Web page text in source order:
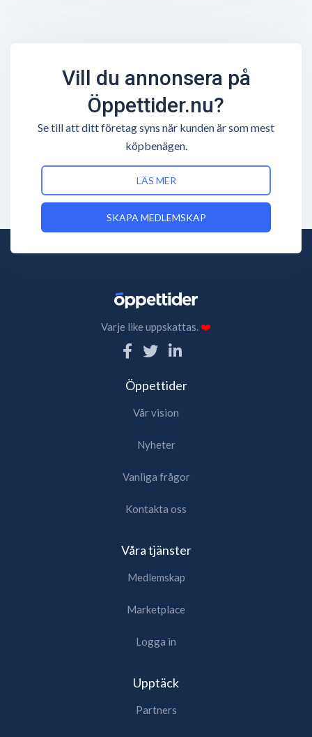
Vill du annonsera på
Öppettider.nu?
Se till att ditt företag syns när kunden är som mest
köpbenägen.
LÄS MER
SKAPA MEDLEMSKAP
Varje like uppskattas.❤️
Öppettider
Vår vision
Nyheter
Vanliga frågor
Kontakta oss
Våra tjänster
Medlemskap
Marketplace
Logga in
Upptäck
Partners